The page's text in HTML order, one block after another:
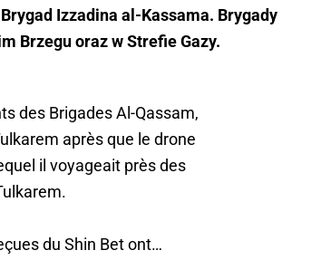
Izzadina al-Kassama. Brygady
Brzegu oraz w Strefie Gazy.
des Brigades Al-Qassam,
après que le drone
il voyageait près des
du Shin Bet ont…